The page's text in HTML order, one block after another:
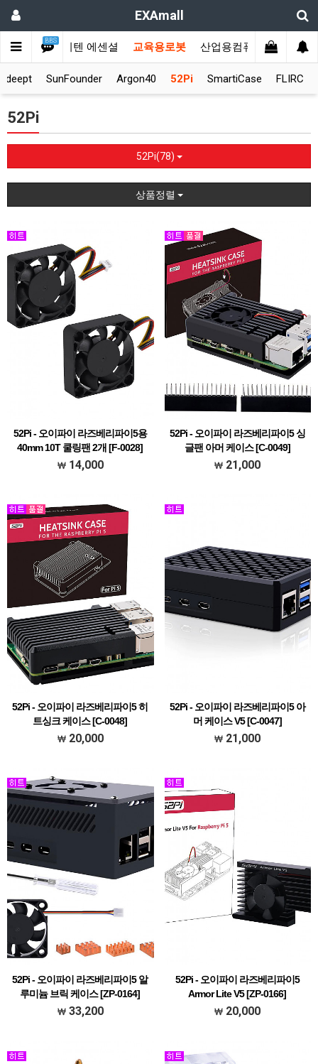
EXAmall
BBS
메인 ♣에이텐 에센셜 교육용로봇 산업용컴퓨터 KVM스
SunFounder Argon40 52Pi SmartiCase FLIRC
52Pi
52Pi(78)
상품정렬
52Pi - 오이파이 라즈베리파이5용
40mm 10T 쿨링팬 2개 [F-0028]
14,000
52Pi - 오이파이 라즈베리파이5 싱
글팬 아머 케이스 [C-0049]
21,000
52Pi - 오이파이 라즈베리파이5 히
트싱크 케이스 [C-0048]
20,000
52Pi - 오이파이 라즈베리파이5 아
머 케이스 V5 [C-0047]
21,000
52Pi - 오이파이 라즈베리파이5 알
루미늄 브릭 케이스 [ZP-0164]
33,200
52Pi - 오이파이 라즈베리파이5
Armor Lite V5 [ZP-0166]
20,000